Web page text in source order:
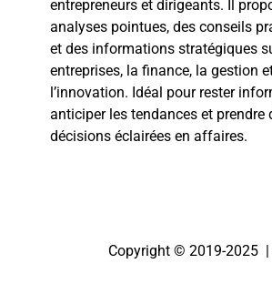
entrepreneurs et dirigeants. Il
analyses pointues, des conseils
et des informations stratégiques
entreprises, la finance, la gestion
l’innovation. Idéal pour rester
anticiper les tendances et prendre
décisions éclairées en affaires.
Copyright © 2019-2025